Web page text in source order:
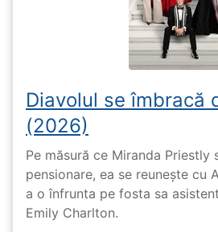
Diavolul se îmbracă
(2026)
Pe măsură ce Miranda Priestly
pensionare, ea se reunește cu
a o înfrunta pe fosta sa
Emily Charlton.